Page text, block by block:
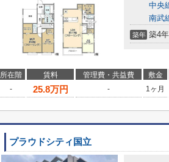
中央
南武
築年 築4年
所在階 賃料 管理費・共益費 敷金
-
25.8万円 - 1ヶ月
プラウドシティ国立